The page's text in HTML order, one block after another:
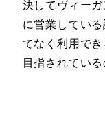
決してヴィー
に営業してい
てなく利用で
目指されてい